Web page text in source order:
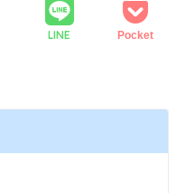
LINE Pocket